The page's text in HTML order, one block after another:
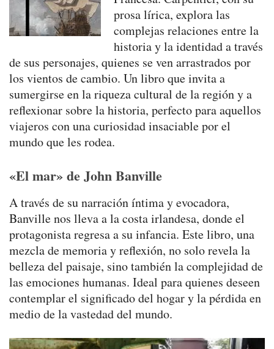
prosa lírica, explora las
complejas relaciones entre la
historia y la identidad a través
de sus personajes, quienes se ven arrastrados por
los vientos de cambio. Un libro que invita a
sumergirse en la riqueza cultural de la región y a
reflexionar sobre la historia, perfecto para aquellos
viajeros con una curiosidad insaciable por el
mundo que les rodea.
«El mar» de John Banville
A través de su narración íntima y evocadora,
Banville nos lleva a la costa irlandesa, donde el
protagonista regresa a su infancia. Este libro, una
mezcla de memoria y reflexión, no solo revela la
belleza del paisaje, sino también la complejidad de
las emociones humanas. Ideal para quienes deseen
contemplar el significado del hogar y la pérdida en
medio de la vastedad del mundo.